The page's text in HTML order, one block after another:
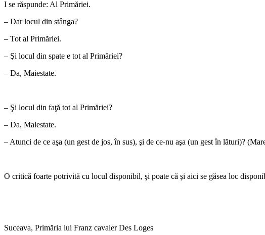
I se răspunde: Al Primăriei.
– Dar locul din stânga?
– Tot al Primăriei.
– Şi locul din spate e tot al Primăriei?
– Da, Maiestate.
– Şi locul din faţă tot al Primăriei?
– Da, Maiestate.
– Atunci de ce aşa (un gest de jos, în sus), şi de ce-nu aşa (un gest în lături)?
O critică foarte potrivită cu locul disponibil, şi poate că şi aici se găsea loc
Suceava, Primăria lui Franz cavaler Des Loges